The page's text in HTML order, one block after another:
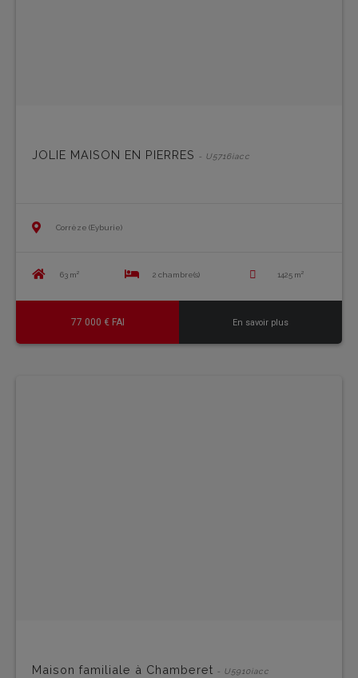
JOLIE MAISON EN PIERRES - U5716iacc
Corrèze (Eyburie)
63 m² 2 chambre(s) 1425 m²
77 000 € FAI En savoir plus
Maison familiale à Chamberet - U5910iacc